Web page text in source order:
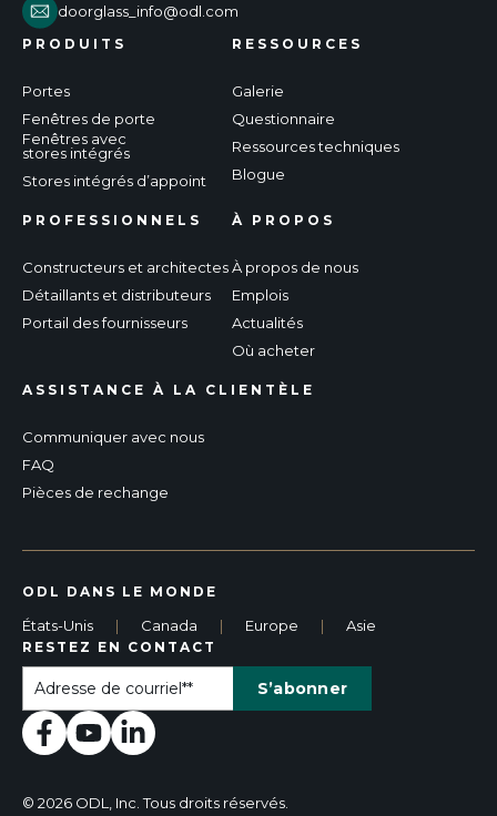
doorglass_info@odl.com
PRODUITS
Portes
Fenêtres de porte
Fenêtres avec
stores intégrés
Stores intégrés d’appoint
RESSOURCES
Galerie
Questionnaire
Ressources techniques
Blogue
PROFESSIONNELS
Constructeurs et architectes
Détaillants et distributeurs
Portail des fournisseurs
ASSISTANCE À LA CLIENTÈLE
Communiquer avec nous
FAQ
Pièces de rechange
À PROPOS
À propos de nous
Emplois
Actualités
Où acheter
ODL DANS LE MONDE
États-Unis | Canada | Europe | Asie
RESTEZ EN CONTACT
© 2026 ODL, Inc. Tous droits réservés.